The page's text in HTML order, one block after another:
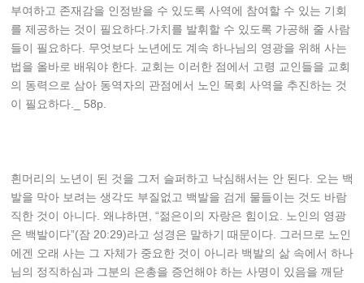
부여하고 존재감을 인정받을 수 있도록 사역에 참여할 수 있는 기회
를 제공하는 것이 필요하다.가치를 발휘할 수 있도록 가공해 줄 사람
들이 필요하다. 무엇보다 노년에도 계속 하나님의 영광을 위해 사는
법을 올바로 배워야 한다. 교회는 이러한 점에서 고령 교인들을 교회
의 동력으로 삼아 동역자의 관점에서 노인 목회 사역을 추진하는 것
이 필요하다._ 58p.
흰머리의 노년이 된 것을 그저 슬퍼하고 낙심해서는 안 된다. 오는 백
발을 막아 보려는 생각도 부질없고 백발을 검게 물들이는 것도 바람
직한 것이 아니다. 왜냐하면, “젊은이의 자랑은 힘이요. 노인의 영광
은 백발이다”(잠 20:29)라고 성경은 말하기 때문이다. 그러므로 노인
에겐 오래 사는 그 자체가 중요한 것이 아니라 백발의 삶 속에서 하나
님의 정직하심과 그분의 은총을 증언해야 하는 사명이 있음을 깨닫